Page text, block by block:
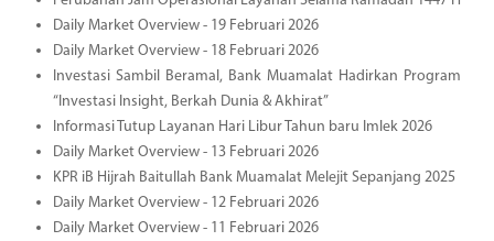
Daily Market Overview - 19 Februari 2026
Daily Market Overview - 18 Februari 2026
Investasi Sambil Beramal, Bank Muamalat Hadirkan Program
“Investasi Insight, Berkah Dunia & Akhirat”
Informasi Tutup Layanan Hari Libur Tahun baru Imlek 2026
Daily Market Overview - 13 Februari 2026
KPR iB Hijrah Baitullah Bank Muamalat Melejit Sepanjang 2025
Daily Market Overview - 12 Februari 2026
Daily Market Overview - 11 Februari 2026